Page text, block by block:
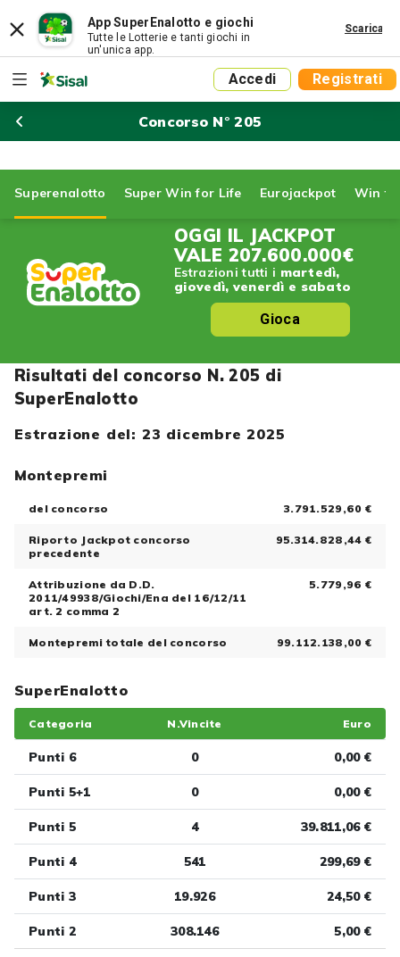
App SuperEnalotto e giochi
Tutte le Lotterie e tanti giochi in
un'unica app.
Scarica
Accedi Registrati
Concorso N° 205
Superenalotto Super Win for Life Eurojackpot Win
OGGI IL JACKPOT
VALE 207.600.000€
Estrazioni tutti i martedì,
giovedì, venerdì e sabato
Gioca
Risultati del concorso N. 205 di
SuperEnalotto
Estrazione del: 23 dicembre 2025
Montepremi
del concorso 3.791.529,60 €
Riporto Jackpot concorso
precedente
95.314.828,44 €
Attribuzione da D.D.
2011/49938/Giochi/Ena del 16/12/11
art. 2 comma 2
5.779,96 €
Montepremi totale del concorso 99.112.138,00 €
SuperEnalotto
Categoria N.Vincite Euro
Punti 6 0 0,00 €
Punti 5+1 0 0,00 €
Punti 5 4 39.811,06 €
Punti 4 541 299,69 €
Punti 3 19.926 24,50 €
Punti 2 308.146 5,00 €